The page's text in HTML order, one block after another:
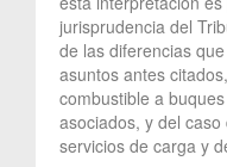
jurisprudencia del
de las diferencias
asuntos antes
combustible a
asociados, y del
servicios de carga y